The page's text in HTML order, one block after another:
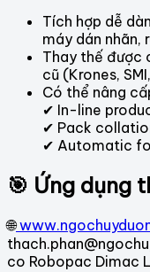
Tích hợp dễ
máy dán
Thay thế được
cũ (Krones,
Có thể nâng
✔ In-line
✔ Pack
✔ Automatic
🎯 Ứng dụng
🌐
co Robopac Dimac